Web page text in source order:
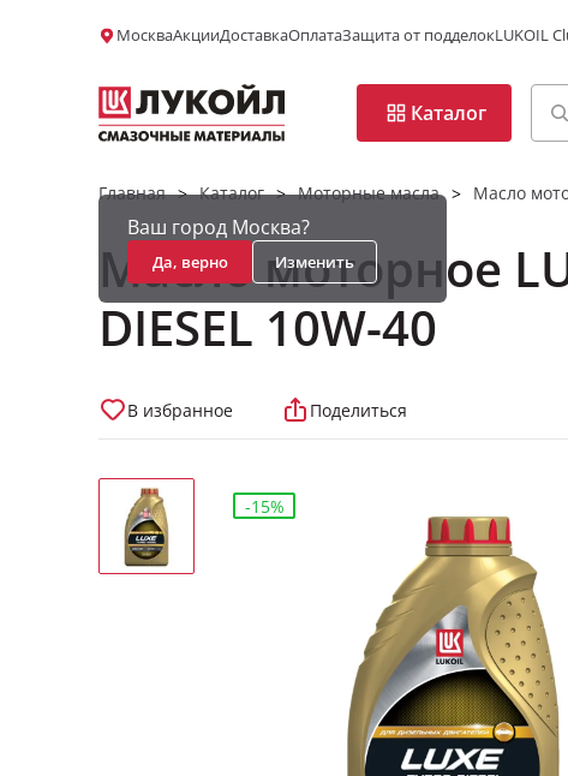
МоскваАкцииДоставкаОплатаЗащита от подделокLUKOIL
Каталог
Ваш город Москва?
Да, верно Изменить
Главная > Каталог > Моторные масла > Масло
Масло моторное
DIESEL 10W-40
В избранное Поделиться
-15%